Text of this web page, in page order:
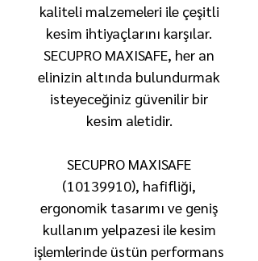
kaliteli malzemeleri ile çeşitli
kesim ihtiyaçlarını karşılar.
SECUPRO MAXISAFE, her an
elinizin altında bulundurmak
isteyeceğiniz güvenilir bir
kesim aletidir.
SECUPRO MAXISAFE
(10139910), hafifliği,
ergonomik tasarımı ve geniş
kullanım yelpazesi ile kesim
işlemlerinde üstün performans